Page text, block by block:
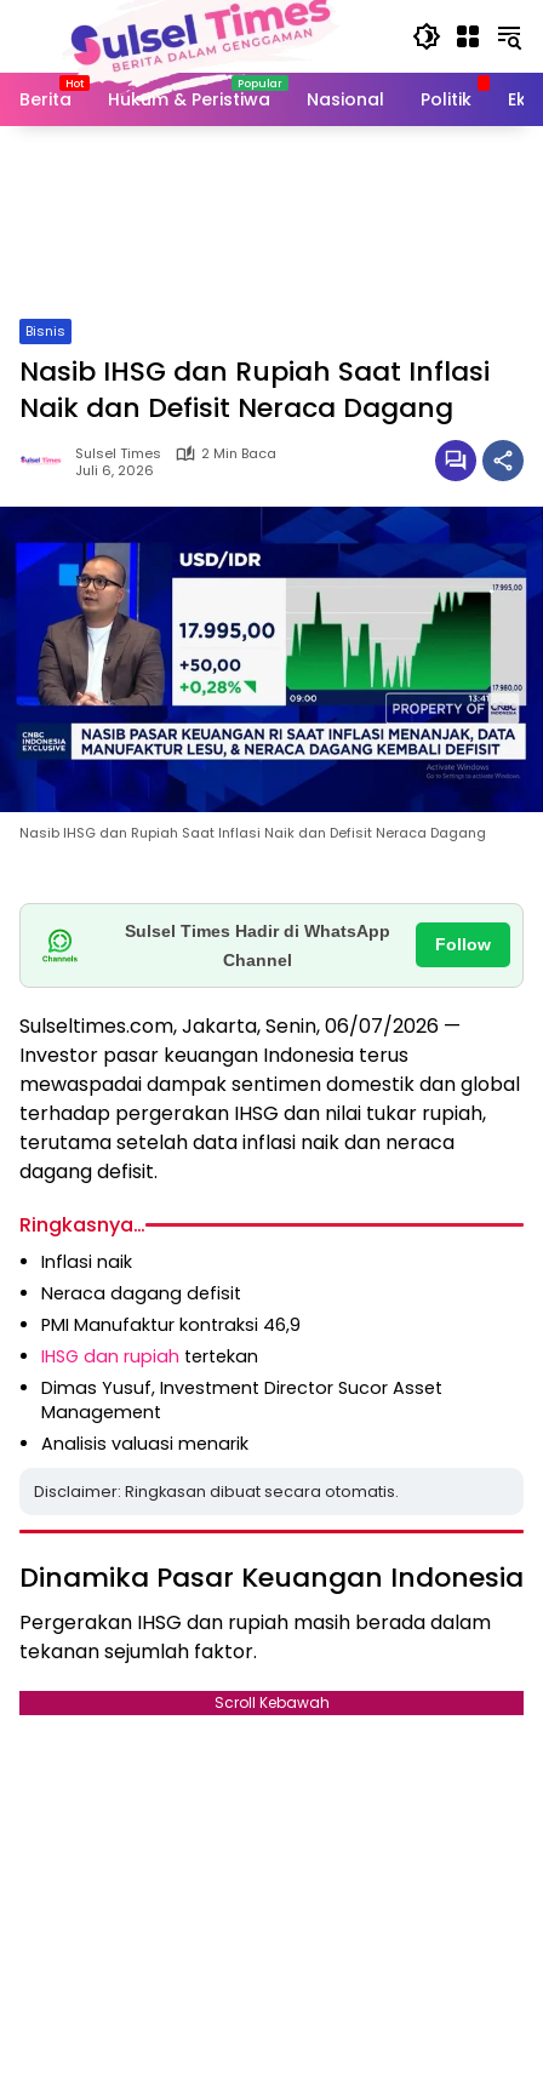
Berita
Hukum & Peristiwa Nasional Politik
Bisnis
Nasib IHSG dan Rupiah Saat Inflasi
Naik dan Defisit Neraca Dagang
Sulsel Times
2 Min Baca
Juli 6, 2026
Nasib IHSG dan Rupiah Saat Inflasi Naik dan Defisit Neraca Dagang
Sulsel Times Hadir di WhatsApp
Channel
Follow
Sulseltimes.com, Jakarta, Senin, 06/07/2026 —
Investor pasar keuangan Indonesia terus
mewaspadai dampak sentimen domestik dan global
terhadap pergerakan IHSG dan nilai tukar rupiah,
terutama setelah data inflasi naik dan neraca
dagang defisit.
Ringkasnya…
Inflasi naik
Neraca dagang defisit
PMI Manufaktur kontraksi 46,9
IHSG dan rupiah tertekan
Dimas Yusuf, Investment Director Sucor Asset
Management
Analisis valuasi menarik
Disclaimer: Ringkasan dibuat secara otomatis.
Dinamika Pasar Keuangan Indonesia
Pergerakan IHSG dan rupiah masih berada dalam
tekanan sejumlah faktor.
Scroll Kebawah